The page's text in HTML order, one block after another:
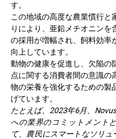
す。
この地域の高度な農業慣行と
りにより、亜鉛メチオニンを
の採用が増幅され、飼料効率
向上しています。
動物の健康を促進し、欠陥の
点に関する消費者間の意識の
物の栄養を強化するための製
げています。
たとえば、2023年6月、
への業界のコミットメント
て、農民にスマートなソリ